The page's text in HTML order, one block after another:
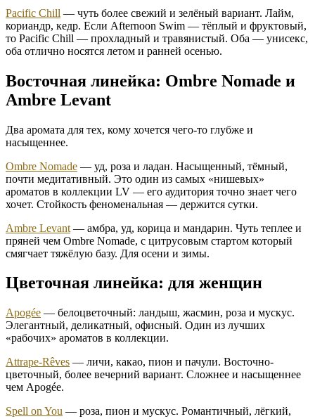
Pacific Chill — чуть более свежий и зелёный вариант. Лайм,
кориандр, кедр. Если Afternoon Swim — тёплый и фруктовый,
то Pacific Chill — прохладный и травянистый. Оба — унисекс,
оба отлично носятся летом и ранней осенью.
Восточная линейка: Ombre Nomade и
Ambre Levant
Два аромата для тех, кому хочется чего-то глубже и
насыщеннее.
Ombre Nomade — уд, роза и ладан. Насыщенный, тёмный,
почти медитативный. Это один из самых «нишевых»
ароматов в коллекции LV — его аудитория точно знает чего
хочет. Стойкость феноменальная — держится сутки.
Ambre Levant — амбра, уд, корица и мандарин. Чуть теплее и
пряней чем Ombre Nomade, с цитрусовым стартом который
смягчает тяжёлую базу. Для осени и зимы.
Цветочная линейка: для женщин
Apogée — белоцветочный: ландыш, жасмин, роза и мускус.
Элегантный, деликатный, офисный. Один из лучших
«рабочих» ароматов в коллекции.
Attrape-Rêves — личи, какао, пион и пачули. Восточно-
цветочный, более вечерний вариант. Сложнее и насыщеннее
чем Apogée.
Spell on You — роза, пион и мускус. Романтичный, лёгкий,